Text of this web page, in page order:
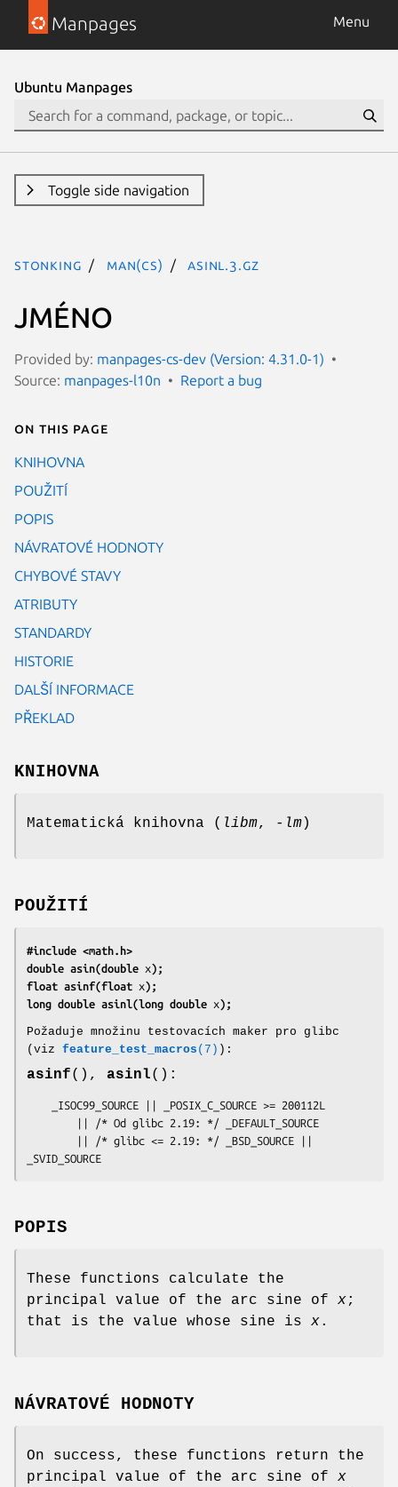
Manpages Menu
Ubuntu Manpages
Toggle side navigation
stonking man(cs) asinl.3.gz
JMÉNO
Provided by: manpages-cs-dev (Version: 4.31.0-1)
Source: manpages-l10n Report a bug
On this page
KNIHOVNA
POUŽITÍ
POPIS
NÁVRATOVÉ HODNOTY
CHYBOVÉ STAVY
ATRIBUTY
STANDARDY
HISTORIE
DALŠÍ INFORMACE
PŘEKLAD
KNIHOVNA
Matematická knihovna ( libm, -lm)
POUŽITÍ
#include <math.h>
double asin(double x);
float asinf(float x);
long double asinl(long double x);
Požaduje množinu testovacích maker pro glibc
(viz feature_test_macros (7) ):
asinf(), asinl():
_SVID_SOURCE
POPIS
These functions calculate the
principal value of the arc sine of x;
that is the value whose sine is x.
NÁVRATOVÉ HODNOTY
On success, these functions return the
principal value of the arc sine of x